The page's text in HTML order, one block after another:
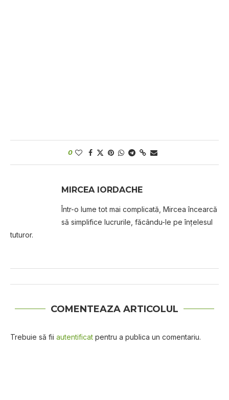
0
MIRCEA IORDACHE
Într-o lume tot mai complicată, Mircea încearcă
să simplifice lucrurile, făcându-le pe înțelesul
tuturor.
COMENTEAZA ARTICOLUL
Trebuie să fii autentificat pentru a publica un comentariu.